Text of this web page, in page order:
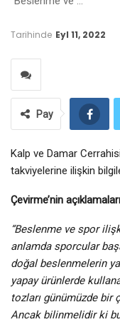
Tarihinde Eyl 11, 2022
Pay
Kalp ve Damar
takviyelerine ilişkin
Çevirme’nin
“Beslenme ve spor
anlamda sporcular
doğal beslenmelerin
yapay ürünlerde
tozları günümüzde bir
Ancak bilinmelidir ki